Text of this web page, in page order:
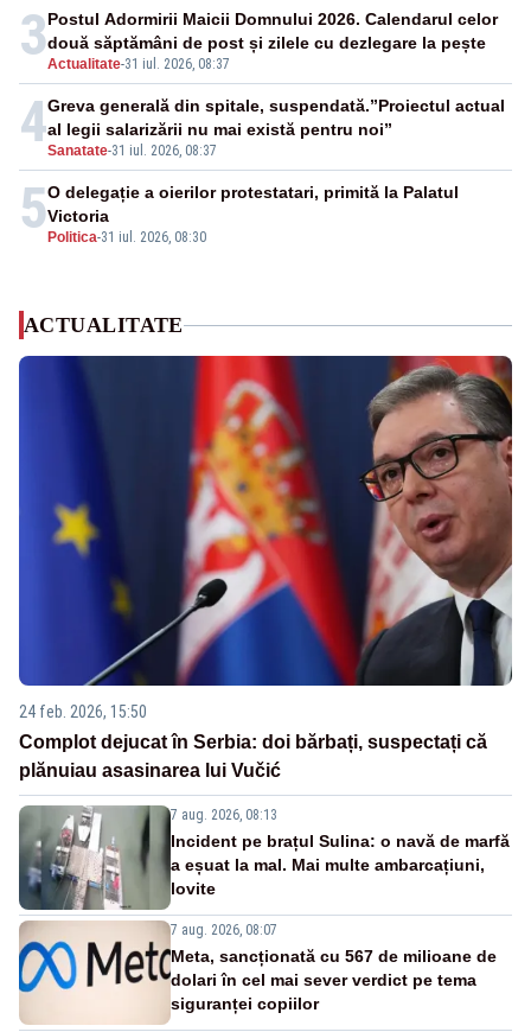
3Actualitate-31 iul. 2026, 08:37
Postul Adormirii Maicii Domnului 2026. Calendarul celor
două săptămâni de post și zilele cu dezlegare la pește
4Sanatate-31 iul. 2026, 08:37
Greva generală din spitale, suspendată.”Proiectul actual
al legii salarizării nu mai există pentru noi”
5 Politica-31 iul. 2026, 08:30
O delegație a oierilor protestatari, primită la Palatul
Victoria
ACTUALITATE
24 feb. 2026, 15:50
Complot dejucat în Serbia: doi bărbați, suspectați că
plănuiau asasinarea lui Vučić
7 aug. 2026, 08:13
Incident pe brațul Sulina: o navă de marfă
a eșuat la mal. Mai multe ambarcațiuni,
lovite
7 aug. 2026, 08:07
Meta, sancționată cu 567 de milioane de
dolari în cel mai sever verdict pe tema
siguranței copiilor